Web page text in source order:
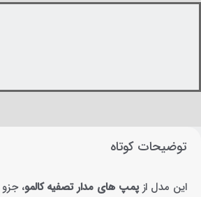
توضیحات کوتاه
این مدل ازپمپ های مدار تصفیه کالمو،